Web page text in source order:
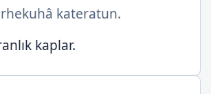
kateratun.
kaplar.